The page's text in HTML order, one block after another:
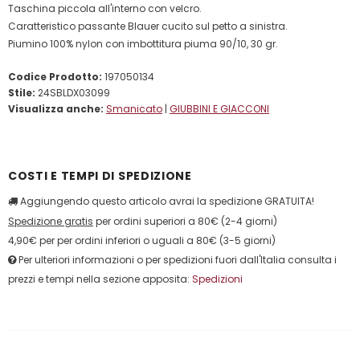
Taschina piccola all'interno con velcro.
Caratteristico passante Blauer cucito sul petto a sinistra.
Piumino 100% nylon con imbottitura piuma 90/10, 30 gr.
Codice Prodotto: 197050134
Stile: 24SBLDX03099
Visualizza anche: Smanicato | GIUBBINI E GIACCONI
COSTI E TEMPI DI SPEDIZIONE
Aggiungendo questo articolo avrai la spedizione GRATUITA!
Spedizione gratis per ordini superiori a 80€ (2-4 giorni)
4,90€ per per ordini inferiori o uguali a 80€ (3-5 giorni)
Per ulteriori informazioni o per spedizioni fuori dall'Italia consulta i
prezzi e tempi nella sezione apposita: Spedizioni